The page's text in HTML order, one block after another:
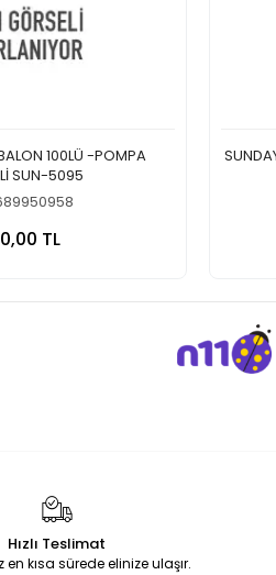
100LÜ -POMPA
SUN-5095
TL
Hızlı Teslimat
en kısa sürede elinize ulaşır.